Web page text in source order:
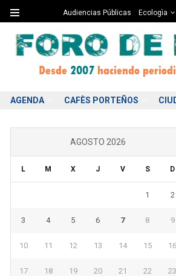
Audiencias Públicas Ecologìa
AGENDA CAFÈS PORTEÑOS
AGOSTO 2026
L M X J V S D
1 2
3 4 5 6 7 8 9
10 11 12 13 14 15 16
17 18 19 20 21 22 23